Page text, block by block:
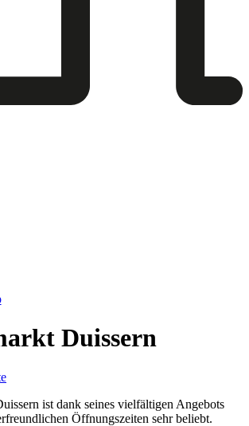
Duissern
ist dank seines vielfältigen Angebots
Öffnungszeiten sehr beliebt.